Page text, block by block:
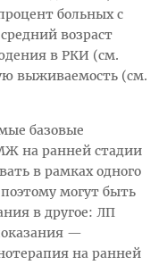
больных с
возраст
в РКИ (см.
выживаемость (см.
базовые
на ранней стадии
в рамках одного
могут быть
в другое: ЛП
—
на ранней